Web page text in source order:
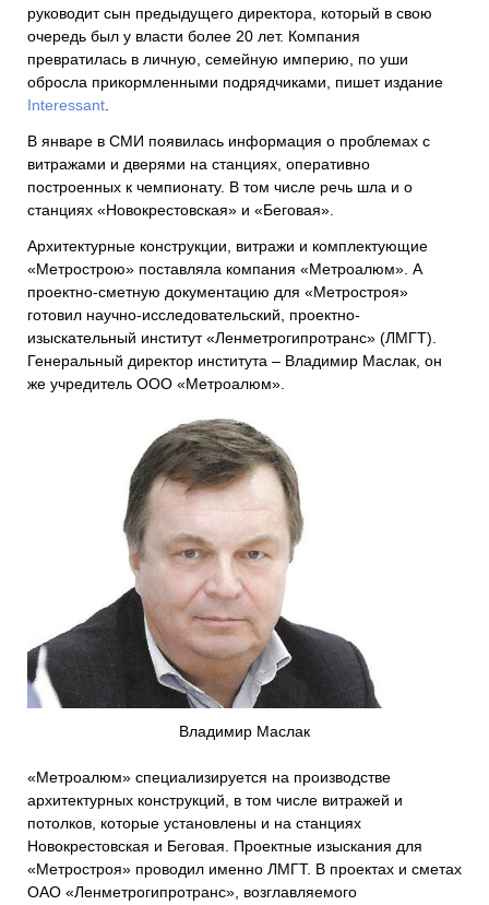
руководит сын предыдущего директора, который в свою
очередь был у власти более 20 лет. Компания
превратилась в личную, семейную империю, по уши
обросла прикормленными подрядчиками, пишет издание
Interessant
В январе в СМИ появилась информация о проблемах с
витражами и дверями на станциях, оперативно
построенных к чемпионату. В том числе речь шла и о
станциях «Новокрестовская» и «Беговая».
Архитектурные конструкции, витражи и комплектующие
«Метрострою» поставляла компания «Метроалюм». А
проектно-сметную документацию для «Метростроя»
готовил научно-исследовательский, проектно-
изыскательный институт «Ленметрогипротранс» (ЛМГТ).
Генеральный директор института – Владимир Маслак, он
же учредитель ООО «Метроалюм».
Владимир Маслак
«Метроалюм» специализируется на производстве
архитектурных конструкций, в том числе витражей и
потолков, которые установлены и на станциях
Новокрестовская и Беговая. Проектные изыскания для
«Метростроя» проводил именно ЛМГТ. В проектах и сметах
ОАО «Ленметрогипротранс», возглавляемого